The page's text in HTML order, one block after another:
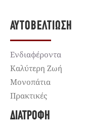
ΑΥΤΟΒΕΛΤΊΩΣΗ
Ενδιαφέροντα
Καλύτερη Ζωή
Μονοπάτια
Πρακτικές
ΔΙΑΤΡΟΦΉ